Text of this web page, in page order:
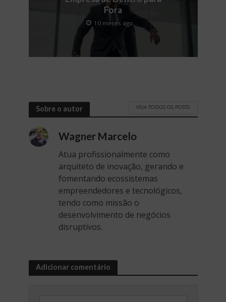
Fora
10 meses ago
Sobre o autor VEJA TODOS OS POSTS
Wagner Marcelo
Atua profissionalmente como
arquiteto de inovação, gerando e
fomentando ecossistemas
empreendedores e tecnológicos,
tendo como missão o
desenvolvimento de negócios
disruptivos.
Adicionar comentário